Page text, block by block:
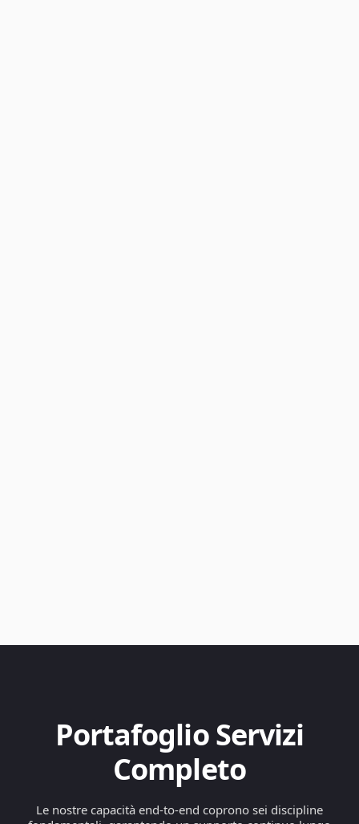
Portafoglio Servizi
Completo
Le nostre capacità end-to-end coprono sei discipline